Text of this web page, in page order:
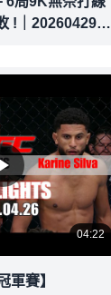
!｜20260429｜
04:22
軍賽】